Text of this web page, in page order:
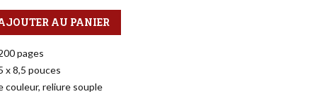
AU PANIER
pages
x 8,5 pouces
couleur, reliure souple